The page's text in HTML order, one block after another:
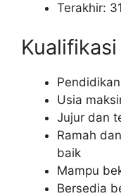
Terakhir:
Usia
Jujur dan
Ramah
baik
Mampu
Bersedia